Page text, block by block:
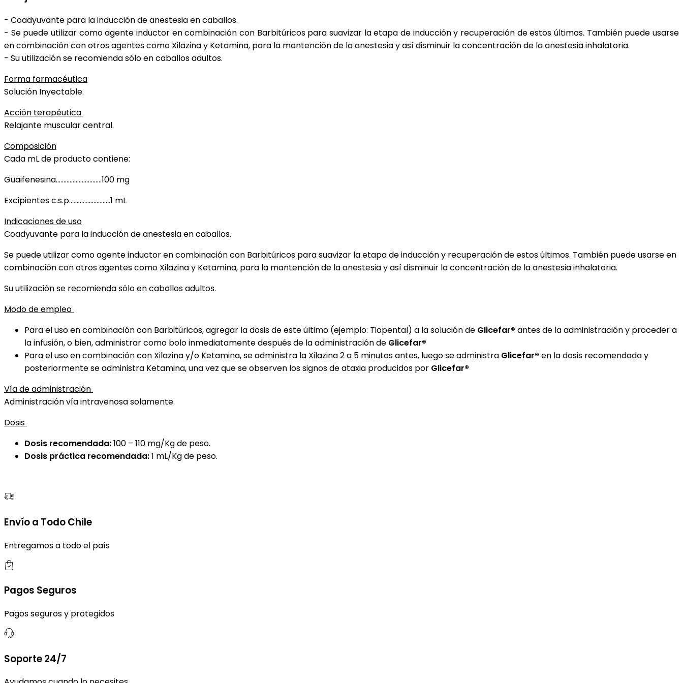
- Coadyuvante para la inducción de anestesia en caballos.
- Se puede utilizar como agente inductor en combinación con Barbitúricos para suavizar la etapa de inducción y recuperación de estos últimos. También puede usarse
en combinación con otros agentes como Xilazina y Ketamina, para la mantención de la anestesia y así disminuir la concentración de la anestesia inhalatoria.
- Su utilización se recomienda sólo en caballos adultos.
Forma farmacéutica
Solución Inyectable.
Acción terapéutica
Relajante muscular central.
Composición
Cada mL de producto contiene:
Guaifenesina…………………………100 mg
Excipientes c.s.p………………………1 mL
Indicaciones de uso
Coadyuvante para la inducción de anestesia en caballos.
Se puede utilizar como agente inductor en combinación con Barbitúricos para suavizar la etapa de inducción y recuperación de estos últimos. También puede usarse en
combinación con otros agentes como Xilazina y Ketamina, para la mantención de la anestesia y así disminuir la concentración de la anestesia inhalatoria.
Su utilización se recomienda sólo en caballos adultos.
Modo de empleo
Para el uso en combinación con Barbitúricos, agregar la dosis de este último (ejemplo: Tiopental) a la solución de Glicefar® antes de la administración y proceder a
la infusión, o bien, administrar como bolo inmediatamente después de la administración de Glicefar®
Para el uso en combinación con Xilazina y/o Ketamina, se administra la Xilazina 2 a 5 minutos antes, luego se administra Glicefar® en la dosis recomendada y
posteriormente se administra Ketamina, una vez que se observen los signos de ataxia producidos por Glicefar®
Vía de administración
Administración vía intravenosa solamente.
Dosis
Dosis recomendada:100 – 110 mg/Kg de peso.
Dosis práctica recomendada:1 mL/Kg de peso.
Envío a Todo Chile
Entregamos a todo el país
Pagos Seguros
Pagos seguros y protegidos
Soporte 24/7